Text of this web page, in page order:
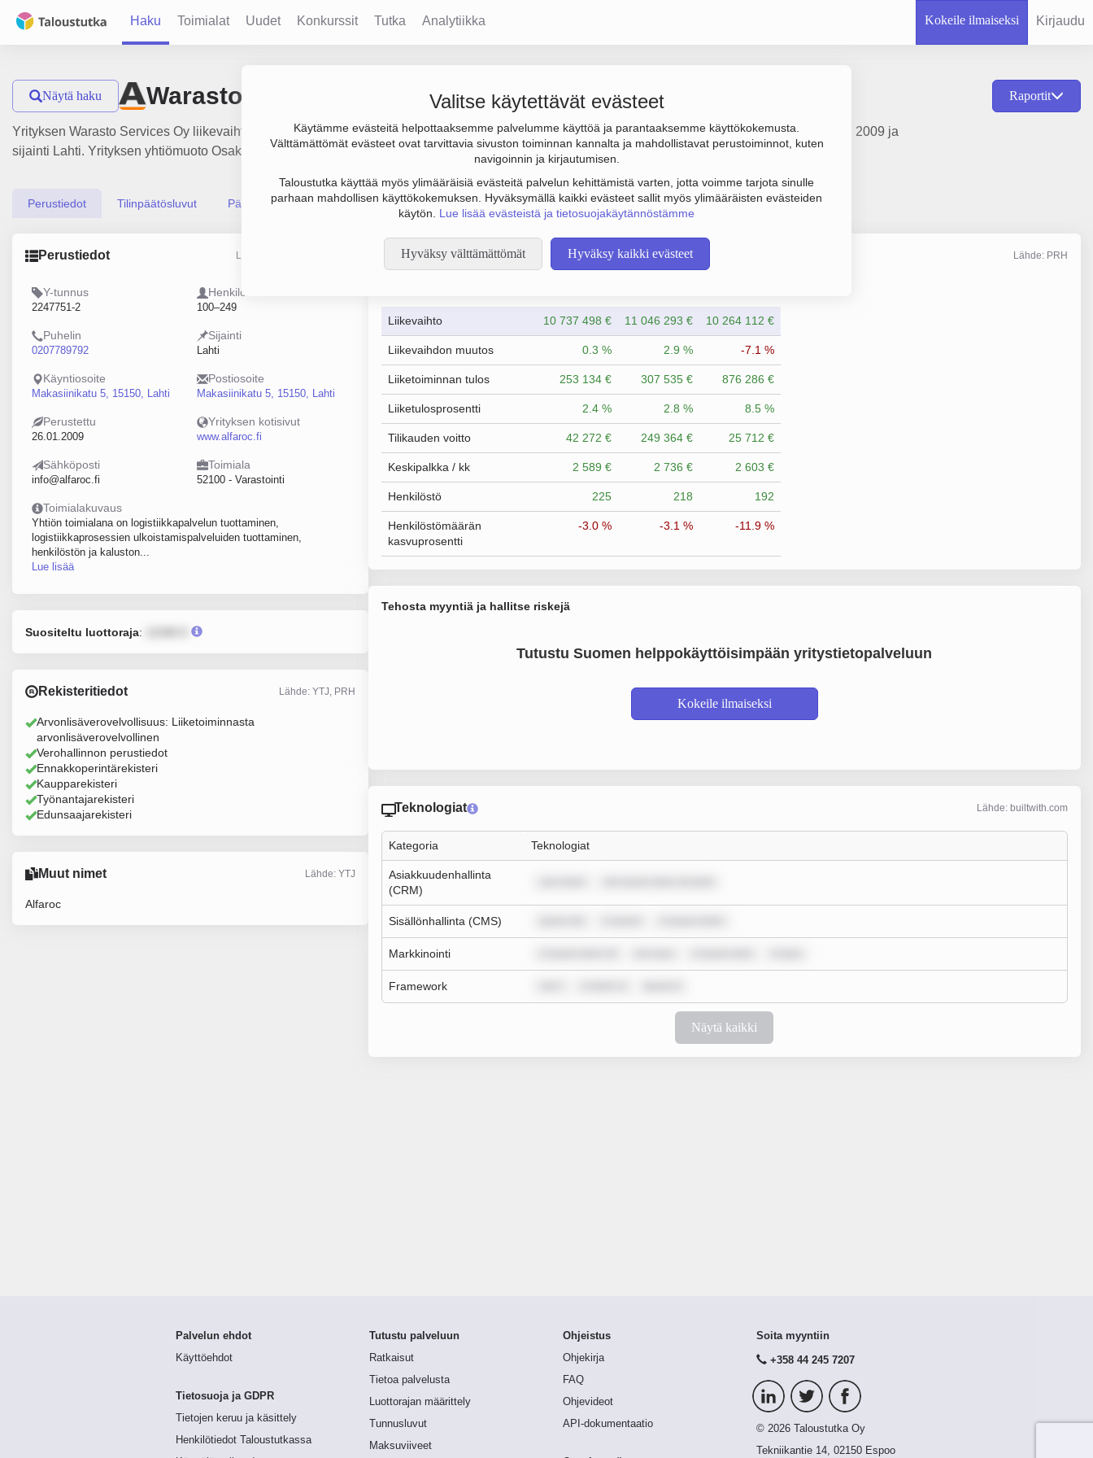
Haku Toimialat Uudet Konkurssit Tutka Analytiikka Kokeile ilmaiseksi Kirjaudu
Valitse käytettävät evästeet
Käytämme evästeitä helpottaaksemme palvelumme käyttöä ja parantaaksemme käyttökokemusta.
Välttämättömät evästeet ovat tarvittavia sivuston toiminnan kannalta ja mahdollistavat perustoiminnot, kuten
navigoinnin ja kirjautumisen.
Taloustutka käyttää myös ylimääräisiä evästeitä palvelun kehittämistä varten, jotta voimme tarjota sinulle
parhaan mahdollisen käyttökokemuksen. Hyväksymällä kaikki evästeet sallit myös ylimääräisten evästeiden
käytön. Lue lisää evästeistä ja tietosuojakäytännöstämme
Hyväksy välttämättömät Hyväksy kaikki evästeet
Näytä haku Warasto Services Oy Raportit
Yrityksen Warasto Services Oy liikevaihto on 10.3 milj. €, tulos 876 000 € ja henkilöstömäärä 192. Sen päätoimiala on Varastointi, perustamisvuosi 2009 ja
sijainti Lahti. Yrityksen yhtiömuoto Osakeyhtiö (OY).
Perustiedot Tilinpäätösluvut Päättäjätiedot
Perustiedot Lähde: YTJ, PRH, Traficom
Y-tunnus
2247751-2
Henkilöstömäärä
100–249
Puhelin
0207789792
Sijainti
Lahti
Käyntiosoite
Makasiinikatu 5, 15150, Lahti
Postiosoite
Makasiinikatu 5, 15150, Lahti
Perustettu
26.01.2009
Yrityksen kotisivut
www.alfaroc.fi
Sähköposti
info@alfaroc.fi
Toimiala
52100 - Varastointi
Toimialakuvaus
Yhtiön toimialana on logistiikkapalvelun tuottaminen,
logistiikkaprosessien ulkoistamispalveluiden tuottaminen,
henkilöstön ja kaluston...
Lue lisää
Suositeltu luottoraja:
Rekisteritiedot Lähde: YTJ, PRH
Arvonlisäverovelvollisuus: Liiketoiminnasta
arvonlisäverovelvollinen
Verohallinnon perustiedot
Ennakkoperintärekisteri
Kaupparekisteri
Työnantajarekisteri
Edunsaajarekisteri
Muut nimet Lähde: YTJ
Alfaroc
Taloustiedot Lähde: PRH
Liikevaihto 10 737 498 € 11 046 293 € 10 264 112 €
Liikevaihdon muutos 0.3 % 2.9 % -7.1 %
Liiketoiminnan tulos 253 134 € 307 535 € 876 286 €
Liiketulosprosentti 2.4 % 2.8 % 8.5 %
Tilikauden voitto 42 272 € 249 364 € 25 712 €
Keskipalkka / kk 2 589 € 2 736 € 2 603 €
Henkilöstö 225 218 192
Henkilöstömäärän
kasvuprosentti
-3.0 % -3.1 % -11.9 %
Tehosta myyntiä ja hallitse riskejä
Tutustu Suomen helppokäyttöisimpään yritystietopalveluun
Kokeile ilmaiseksi
Teknologiat Lähde: builtwith.com
Kategoria Teknologiat
Asiakkuudenhallinta
(CRM)
Sisällönhallinta (CMS)
Markkinointi
Framework
Näytä kaikki
Palvelun ehdot
Käyttöehdot
Tietosuoja ja GDPR
Tietojen keruu ja käsittely
Henkilötiedot Taloustutkassa
Tutustu palveluun
Ratkaisut
Tietoa palvelusta
Luottorajan määrittely
Tunnusluvut
Maksuviiveet
Ohjeistus
Ohjekirja
FAQ
Ohjevideot
API-dokumentaatio
Soita myyntiin
+358 44 245 7207
© 2026 Taloustutka Oy
Tekniikantie 14, 02150 Espoo